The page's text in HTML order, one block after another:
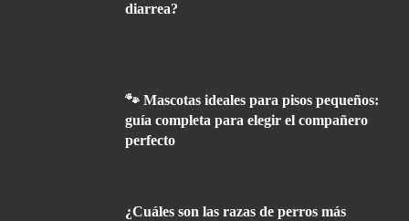
diarrea?
🐾 Mascotas ideales para pisos pequeños:
guía completa para elegir el compañero
perfecto
¿Cuáles son las razas de perros más